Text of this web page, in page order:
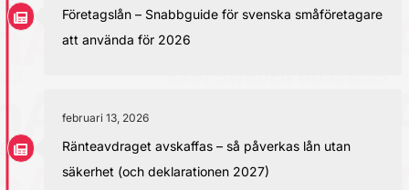
Företagslån – Snabbguide för svenska småföretagare
att använda för 2026
februari 13, 2026
Ränteavdraget avskaffas – så påverkas lån utan
säkerhet (och deklarationen 2027)